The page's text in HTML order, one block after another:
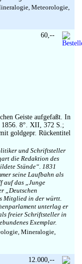
Meteorologie,
Geiste aufgefaßt. In
8°. XII, 372 S.;
goldgepr. Rückentitel
und Schriftsteller
die Redaktion des
Stände“. 1831
seine Laufbahn als
auf das „Junge
„Deutschen
Mitglied in der württ.
unterlag er
freier Schriftsteller in
Exemplar.
Mineralogie,
60,--
12.000,--